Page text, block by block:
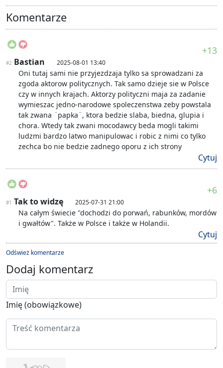
Komentarze
+13
#2 Bastian 2025-08-01 13:40
Oni tutaj sami nie przyjezdzaja tylko sa sprowadzani za
zgoda aktorow politycznych. Tak samo dzieje sie w Polsce
czy w innych krajach. Aktorzy polityczni maja za zadanie
wymieszac jedno-narodowe spoleczenstwa zeby powstala
tak zwana ¨papka¨, ktora bedzie slaba, biedna, glupia i
chora. Wtedy tak zwani mocodawcy beda mogli takimi
ludzmi bardzo latwo manipulowac i robic z nimi co tylko
zechca bo nie bedzie zadnego oporu z ich strony
Cytuj
+6
#1 Tak to widzę 2025-07-31 21:00
Na całym świecie "dochodzi do porwań, rabunków, mordów
i gwałtów". Także w Polsce i także w Holandii.
Cytuj
Odśwież komentarze
Dodaj komentarz
Imię (obowiązkowe)